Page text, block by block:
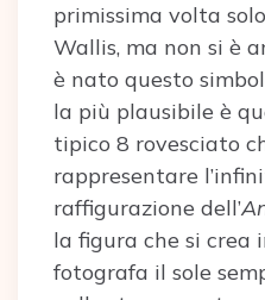
primissima volta
Wallis, ma non si è
è nato questo
la più plausibile è
tipico 8 rovesciato
rappresentare
raffigurazione dell’
la figura che si crea
fotografa il sole